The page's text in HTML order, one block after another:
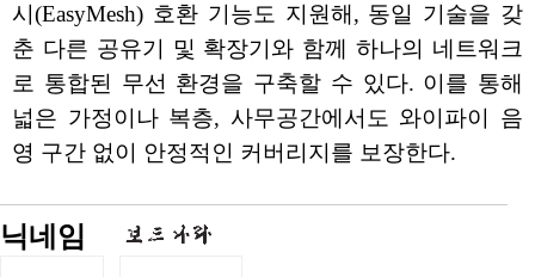
시(EasyMesh) 호환 기능도 지원해, 동일 기술을 갖
춘 다른 공유기 및 확장기와 함께 하나의 네트워크
로 통합된 무선 환경을 구축할 수 있다. 이를 통해
넓은 가정이나 복층, 사무공간에서도 와이파이 음
영 구간 없이 안정적인 커버리지를 보장한다.
닉네임